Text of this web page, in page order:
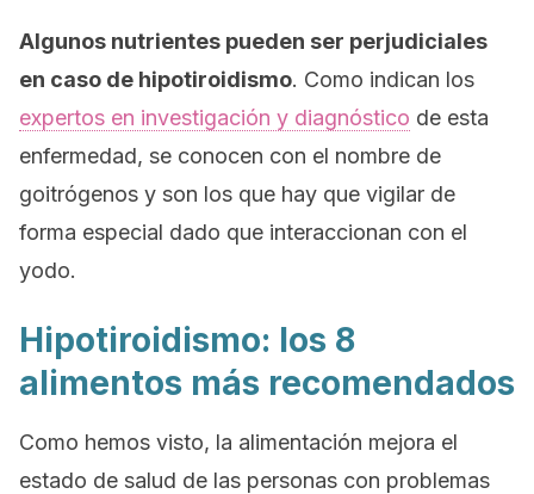
Algunos nutrientes pueden ser perjudiciales
en caso de hipotiroidismo. Como indican los
expertos en investigación y diagnóstico de esta
enfermedad, se conocen con el nombre de
goitrógenos y son los que hay que vigilar de
forma especial dado que interaccionan con el
yodo.
Hipotiroidismo: los 8
alimentos más recomendados
Como hemos visto, la alimentación mejora el
estado de salud de las personas con problemas